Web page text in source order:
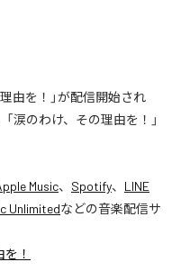
理由を！」が配信開始され
涙のわけ、その理由を！」
Music、 Spotify、 LINE
Unlimitedなどの音楽配信サ
！